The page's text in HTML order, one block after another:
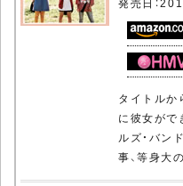
タイトルか
に彼女がで
ルズ・バン
事、等身